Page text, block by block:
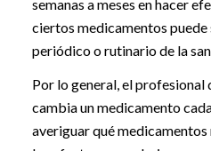
semanas a meses en hacer
ciertos medicamentos
periódico o rutinario de la
Por lo general, el profesional
cambia un medicamento
averiguar qué